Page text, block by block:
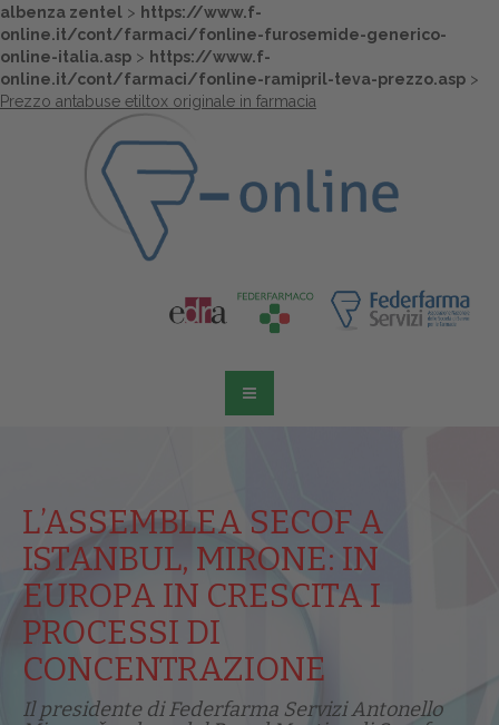
albenza zentel > https://www.f-
online.it/cont/farmaci/fonline-furosemide-generico-
online-italia.asp > https://www.f-
online.it/cont/farmaci/fonline-ramipril-teva-prezzo.asp >
Prezzo antabuse etiltox originale in farmacia
L’ASSEMBLEA SECOF A
ISTANBUL, MIRONE: IN
EUROPA IN CRESCITA I
PROCESSI DI
CONCENTRAZIONE
Il presidente di Federfarma Servizi Antonello